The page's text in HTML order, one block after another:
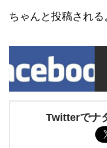
ちゃんと投稿される
Twitterでナ